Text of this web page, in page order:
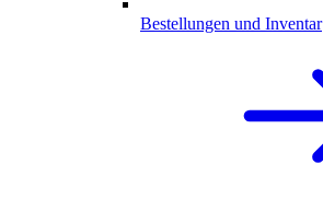
Bestellungen und Inventar